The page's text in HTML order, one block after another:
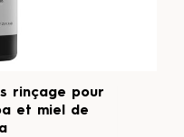
rinçage pour
et miel de